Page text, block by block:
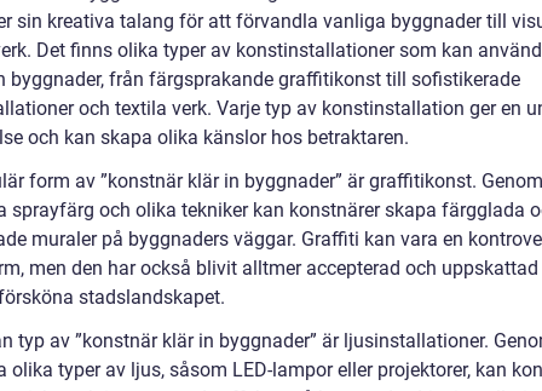
sin kreativa talang för att förvandla vanliga byggnader till
Det finns olika typer av konstinstallationer som kan
byggnader, från färgsprakande graffitikonst till sofistikerade
och textila verk. Varje typ av konstinstallation ger en
och kan skapa olika känslor hos betraktaren.
form av ”konstnär klär in byggnader” är graffitikonst.
sprayfärg och olika tekniker kan konstnärer skapa färgglada
muraler på byggnaders väggar. Graffiti kan vara en
men den har också blivit alltmer accepterad och
stadslandskapet.
typ av ”konstnär klär in byggnader” är ljusinstallationer.
olika typer av ljus, såsom LED-lampor eller projektorer, kan